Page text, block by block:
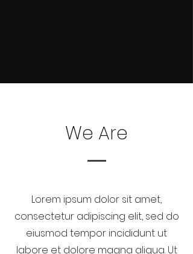
We Are
Lorem ipsum dolor sit amet,
consectetur adipiscing elit, sed do
eiusmod tempor incididunt ut
labore et dolore magna aliqua. Ut